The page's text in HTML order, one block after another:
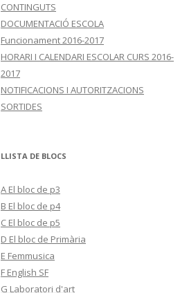
CONTINGUTS
DOCUMENTACIÓ ESCOLA
Funcionament 2016-2017
HORARI I CALENDARI ESCOLAR CURS 2016-
2017
NOTIFICACIONS I AUTORITZACIONS
SORTIDES
LLISTA DE BLOCS
A El bloc de p3
B El bloc de p4
C El bloc de p5
D El bloc de Primària
E Femmusica
F English SF
G Laboratori d'art